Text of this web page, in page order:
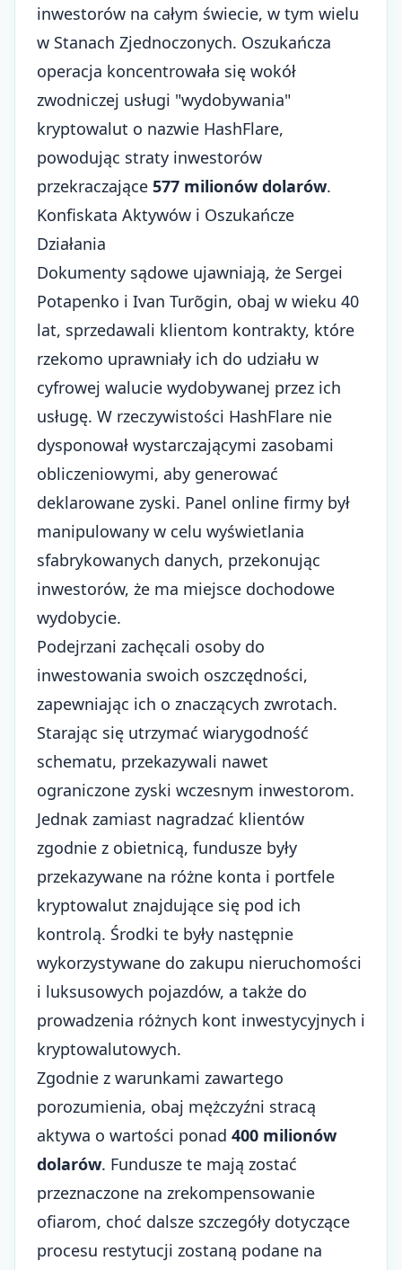
inwestorów na całym świecie, w tym wielu
w Stanach Zjednoczonych. Oszukańcza
operacja koncentrowała się wokół
zwodniczej usługi "wydobywania"
kryptowalut o nazwie HashFlare,
powodując straty inwestorów
przekraczające 577 milionów dolarów.
Konfiskata Aktywów i Oszukańcze
Działania
Dokumenty sądowe ujawniają, że Sergei
Potapenko i Ivan Turõgin, obaj w wieku 40
lat, sprzedawali klientom kontrakty, które
rzekomo uprawniały ich do udziału w
cyfrowej walucie wydobywanej przez ich
usługę. W rzeczywistości HashFlare nie
dysponował wystarczającymi zasobami
obliczeniowymi, aby generować
deklarowane zyski. Panel online firmy był
manipulowany w celu wyświetlania
sfabrykowanych danych, przekonując
inwestorów, że ma miejsce dochodowe
wydobycie.
Podejrzani zachęcali osoby do
inwestowania swoich oszczędności,
zapewniając ich o znaczących zwrotach.
Starając się utrzymać wiarygodność
schematu, przekazywali nawet
ograniczone zyski wczesnym inwestorom.
Jednak zamiast nagradzać klientów
zgodnie z obietnicą, fundusze były
przekazywane na różne konta i portfele
kryptowalut znajdujące się pod ich
kontrolą. Środki te były następnie
wykorzystywane do zakupu nieruchomości
i luksusowych pojazdów, a także do
prowadzenia różnych kont inwestycyjnych i
kryptowalutowych.
Zgodnie z warunkami zawartego
porozumienia, obaj mężczyźni stracą
aktywa o wartości ponad 400 milionów
dolarów. Fundusze te mają zostać
przeznaczone na zrekompensowanie
ofiarom, choć dalsze szczegóły dotyczące
procesu restytucji zostaną podane na